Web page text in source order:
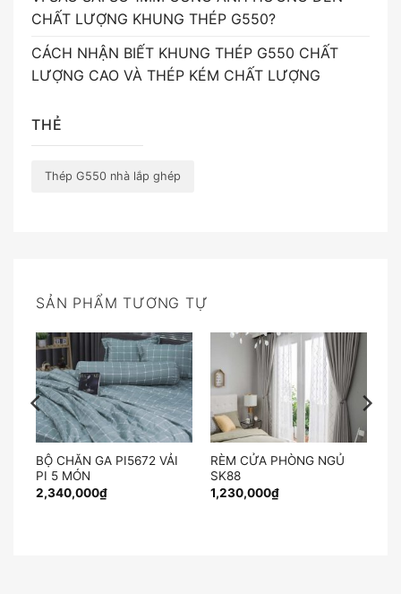
CHẤT LƯỢNG KHUNG THÉP G550?
CÁCH NHẬN BIẾT KHUNG THÉP G550 CHẤT
LƯỢNG CAO VÀ THÉP KÉM CHẤT LƯỢNG
THẺ
Thép G550 nhà lắp ghép
SẢN PHẨM TƯƠNG TỰ
BỘ CHĂN GA PI5672 VẢI
PI 5 MÓN
2,340,000₫
RÈM CỬA PHÒNG NGỦ
SK88
1,230,000₫